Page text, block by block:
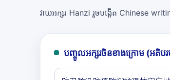
វាយអក្សរ Hanzi រួចបង្កើត Chinese
បញ្ចូលអក្សរចិនខាងក្រោម (អតិប